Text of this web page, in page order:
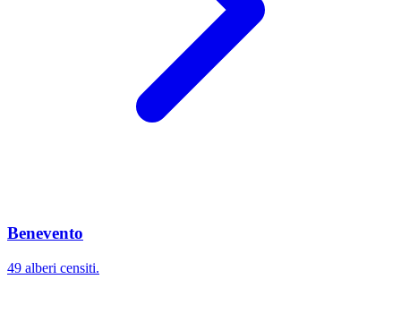
Benevento
49 alberi censiti.